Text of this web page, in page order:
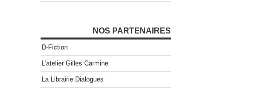
NOS PARTENAIRES
D-Fiction
L'atelier Gilles Carmine
La Librairie Dialogues